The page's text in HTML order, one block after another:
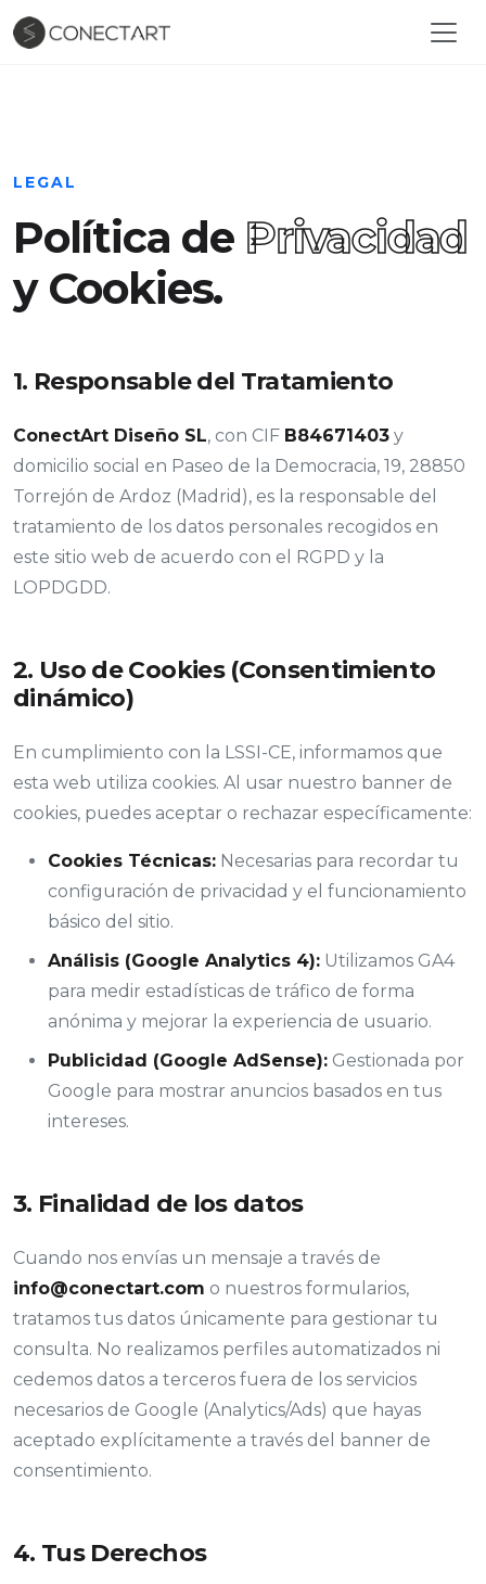
LEGAL
Política de Privacidad
y Cookies.
1. Responsable del Tratamiento
ConectArt Diseño SL, con CIF B84671403 y
domicilio social en Paseo de la Democracia, 19, 28850
Torrejón de Ardoz (Madrid), es la responsable del
tratamiento de los datos personales recogidos en
este sitio web de acuerdo con el RGPD y la
LOPDGDD.
2. Uso de Cookies (Consentimiento
dinámico)
En cumplimiento con la LSSI-CE, informamos que
esta web utiliza cookies. Al usar nuestro banner de
cookies, puedes aceptar o rechazar específicamente:
Cookies Técnicas: Necesarias para recordar tu
configuración de privacidad y el funcionamiento
básico del sitio.
Análisis (Google Analytics 4): Utilizamos GA4
para medir estadísticas de tráfico de forma
anónima y mejorar la experiencia de usuario.
Publicidad (Google AdSense): Gestionada por
Google para mostrar anuncios basados en tus
intereses.
3. Finalidad de los datos
Cuando nos envías un mensaje a través de
info@conectart.com o nuestros formularios,
tratamos tus datos únicamente para gestionar tu
consulta. No realizamos perfiles automatizados ni
cedemos datos a terceros fuera de los servicios
necesarios de Google (Analytics/Ads) que hayas
aceptado explícitamente a través del banner de
consentimiento.
4. Tus Derechos